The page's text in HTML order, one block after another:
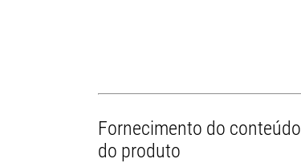
Fornecimento do conteúdo
do produto